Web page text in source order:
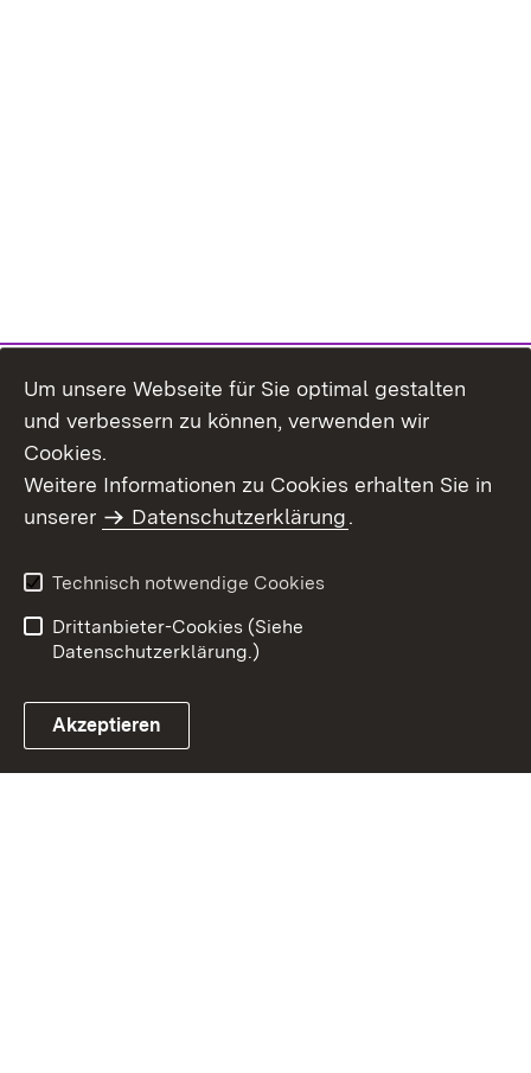
Um unsere Webseite für Sie optimal gestalten
und verbessern zu können, verwenden wir
Cookies.
Weitere Informationen zu Cookies erhalten Sie in
unserer
Datenschutzerklärung.
Technisch notwendige Cookies
Drittanbieter-Cookies (Siehe
Datenschutzerklärung.)
Akzeptieren